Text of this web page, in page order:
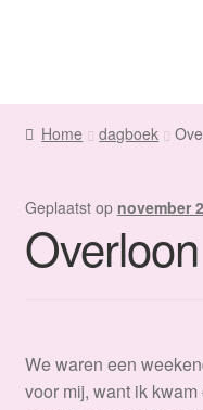
navigatie
inhoud
Home
Maatwerk
Winkel
Contact
Home dagboek
Geplaatst op november
Overloon
We waren een
voor mij, want ik